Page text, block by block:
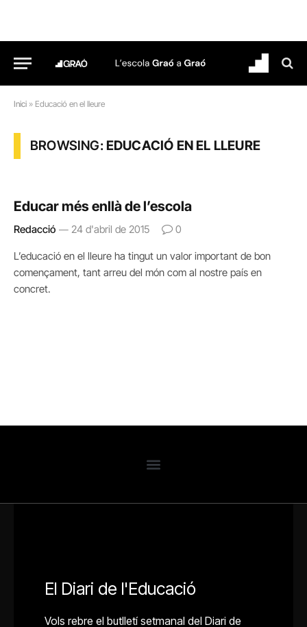
Inici » Educació en el lleure
BROWSING:EDUCACIÓ EN EL LLEURE
Educar més enllà de l’escola
Redacció 24 d'abril de 2015 0
L’educació en el lleure ha tingut un valor important de bon
començament, tant arreu del món com al nostre país en
concret.